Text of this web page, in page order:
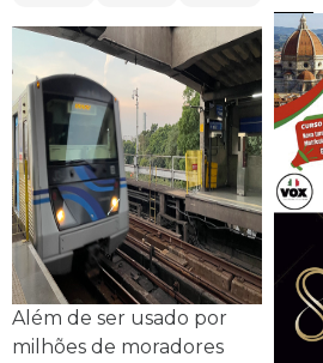
Além de ser usado por
milhões de moradores